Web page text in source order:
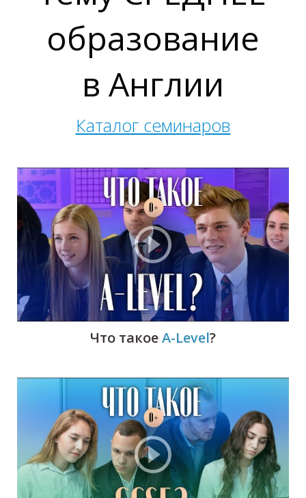
Г
образование
в Англии
Каталог семинаров
Что такоеA-Level?